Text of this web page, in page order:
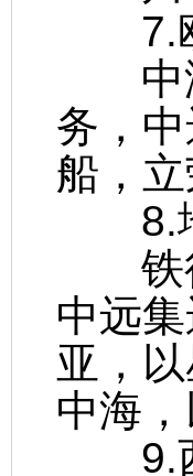
7.
中海
务，
船，
8.地
铁行
中远
亚，
中海
9.